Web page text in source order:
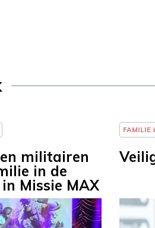
militairen
in de
Missie MAX
FAMILIE